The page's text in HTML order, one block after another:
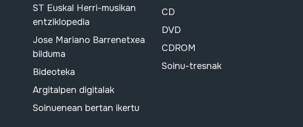
ST Euskal Herri-musikan
entziklopedia
Jose Mariano Barrenetxea
bilduma
Bideoteka
Argitalpen digitalak
Soinuenean bertan ikertu
CD
DVD
CDROM
Soinu-tresnak